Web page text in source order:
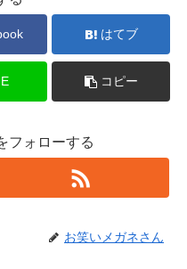
はてブ
コピー
フォローする
お笑いメガネさん